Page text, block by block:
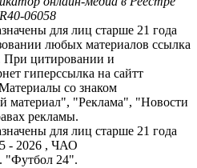
06058
для лиц старше 21 года
любых материалов ссылка
При цитировании и
гиперссылка на сайтт
со знаком
материал", "Реклама", "Новости
рекламы.
для лиц старше 21 года
- 2026 , ЧАО
"Футбол 24".